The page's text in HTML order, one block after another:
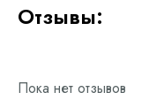
Отзывы:
Пока нет отзывов